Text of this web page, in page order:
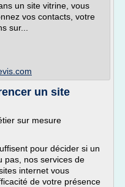
un site vitrine, vous
vos contacts, votre
sur...
un site
sur mesure
pour décider si un
pas, nos services de
internet vous
de votre présence